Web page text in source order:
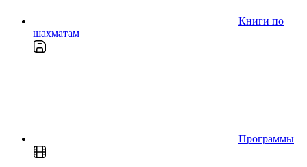
Книги по
шахматам
Программы